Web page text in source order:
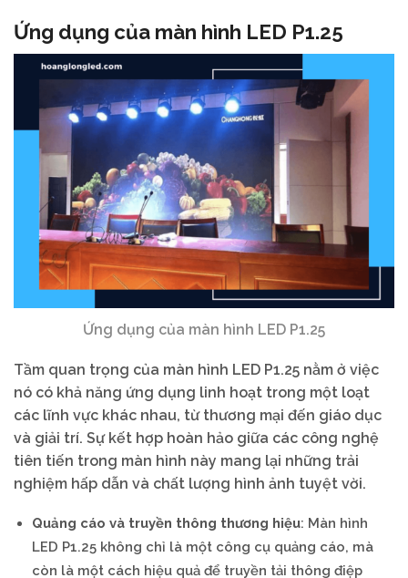
Ứng dụng của màn hình LED P1.25
Ứng dụng của màn hình LED P1.25
Tầm quan trọng của màn hình LED P1.25 nằm ở việc
nó có khả năng ứng dụng linh hoạt trong một loạt
các lĩnh vực khác nhau, từ thương mại đến giáo dục
và giải trí. Sự kết hợp hoàn hảo giữa các công nghệ
tiên tiến trong màn hình này mang lại những trải
nghiệm hấp dẫn và chất lượng hình ảnh tuyệt vời.
Quảng cáo và truyền thông thương hiệu: Màn hình
LED P1.25 không chỉ là một công cụ quảng cáo, mà
còn là một cách hiệu quả để truyền tải thông điệp